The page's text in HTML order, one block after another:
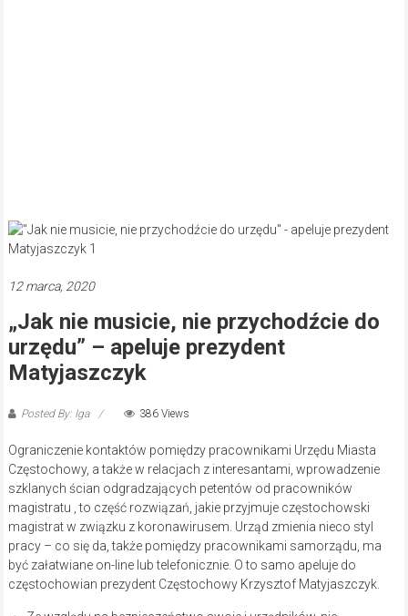
12 marca, 2020
„Jak nie musicie, nie przychodźcie do
urzędu” – apeluje prezydent
Matyjaszczyk
Posted By: Iga 386 Views
Ograniczenie kontaktów pomiędzy pracownikami Urzędu Miasta
Częstochowy, a także w relacjach z interesantami, wprowadzenie
szklanych ścian odgradzających petentów od pracowników
magistratu , to część rozwiązań, jakie przyjmuje częstochowski
magistrat w związku z koronawirusem. Urząd zmienia nieco styl
pracy – co się da, także pomiędzy pracownikami samorządu, ma
być załatwiane on-line lub telefonicznie. O to samo apeluje do
częstochowian prezydent Częstochowy Krzysztof Matyjaszczyk.